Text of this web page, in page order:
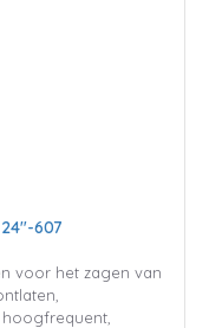
24"-607
voor het zagen van